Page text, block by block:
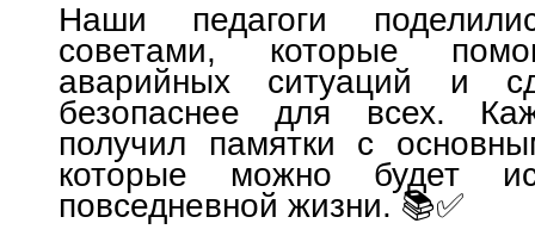
Наши педагоги
советами, которые
аварийных ситуаций и
безопаснее для всех.
получил памятки с
которые можно будет
повседневной жизни. 📚✅